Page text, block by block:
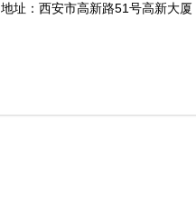
地址：西安市高新路51号高新大厦